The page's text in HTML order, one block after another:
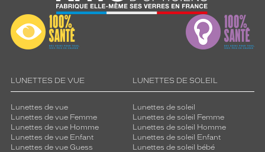
LUNETTES DE VUE
Lunettes de vue
Lunettes de vue Femme
Lunettes de vue Homme
Lunettes de vue Enfant
Lunettes de vue Guess
LUNETTES DE SOLEIL
Lunettes de soleil
Lunettes de soleil Femme
Lunettes de soleil Homme
Lunettes de soleil Enfant
Lunettes de soleil bébé